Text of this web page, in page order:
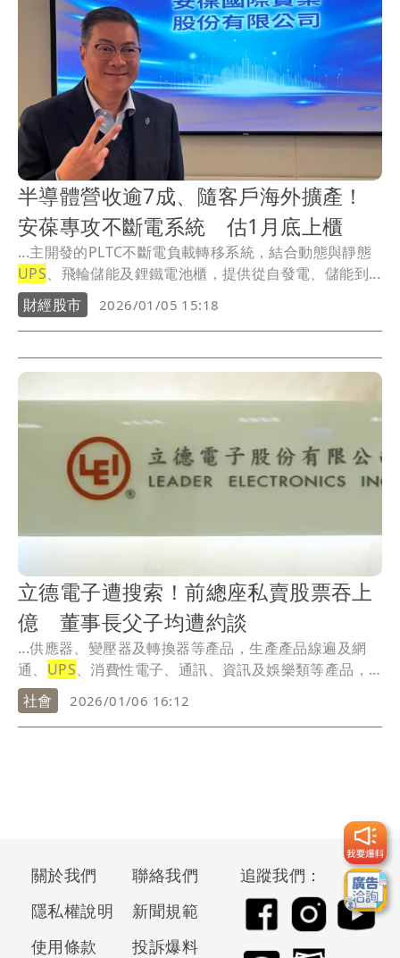
半導體營收逾7成、隨客戶海外擴產！
安葆專攻不斷電系統 估1月底上櫃
...主開發的PLTC不斷電負載轉移系統，結合動態與靜態
UPS、飛輪儲能及鋰鐵電池櫃，提供從自發電、儲能到...
財經股市
2026/01/05 15:18
立德電子遭搜索！前總座私賣股票吞上
億 董事長父子均遭約談
...供應器、變壓器及轉換器等產品，生產產品線遍及網
通、 UPS、消費性電子、通訊、資訊及娛樂類等產品，
並持...
社會 2026/01/06 16:12
關於我們
聯絡我們
隱私權說明
新聞規範
使用條款
投訴爆料
追蹤我們：